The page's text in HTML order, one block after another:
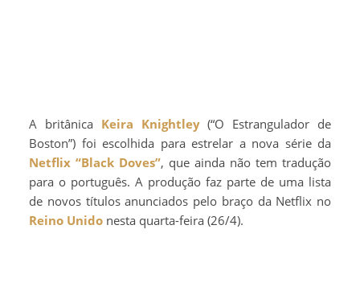
A britânica Keira Knightley(“O Estrangulador de
Boston”) foi escolhida para estrelar a nova série da
Netflix “Black Doves”, que ainda não tem tradução
para o português. A produção faz parte de uma lista
de novos títulos anunciados pelo braço da Netflix no
Reino Unido nesta quarta-feira (26/4).